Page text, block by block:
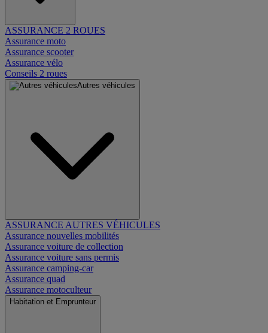
ASSURANCE 2 ROUES
Assurance moto
Assurance scooter
Assurance vélo
Conseils 2 roues
Autres véhicules
ASSURANCE AUTRES VÉHICULES
Assurance nouvelles mobilités
Assurance voiture de collection
Assurance voiture sans permis
Assurance camping-car
Assurance quad
Assurance motoculteur
Habitation et Emprunteur